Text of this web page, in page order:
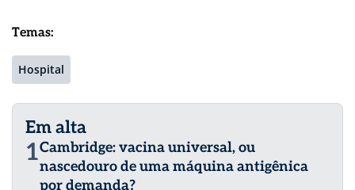
Temas:
Hospital
Em alta
1Cambridge: vacina universal, ou
nascedouro de uma máquina antigênica
por demanda?